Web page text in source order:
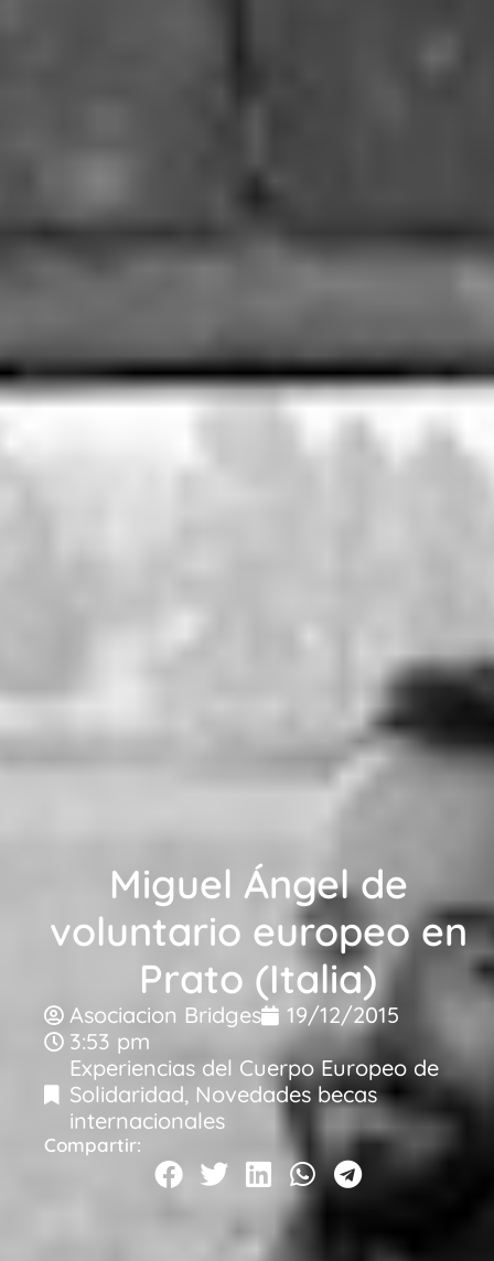
Miguel Ángel de
voluntario europeo en
Prato (Italia)
Asociacion Bridges
19/12/2015
3:53 pm
Experiencias del Cuerpo Europeo de
Solidaridad, Novedades becas
internacionales
Compartir: